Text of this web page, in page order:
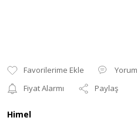
Fiyat Alarmı
Paylaş
Himel